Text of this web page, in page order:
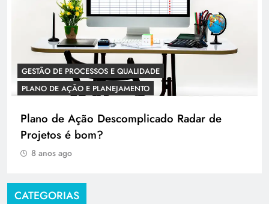
GESTÃO DE PROCESSOS E QUALIDADE
PLANO DE AÇÃO E PLANEJAMENTO
Plano de Ação Descomplicado Radar de
Projetos é bom?
8 anos ago
CATEGORIAS